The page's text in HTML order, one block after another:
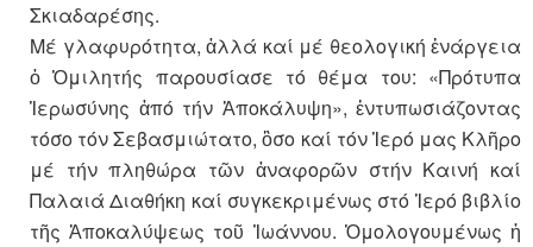
Σκιαδαρέσης.
Μέ γλαφυρότητα, ἀλλά καί μέ θεολογική ἐνάργεια
ὀ Ὁμιλητής παρουσίασε τό θέμα του: «Πρότυπα
Ἱερωσύνης ἀπό τήν Ἀποκάλυψη», ἐντυπωσιάζοντας
τόσο τόν Σεβασμιώτατο, ὃσο καί τόν Ἱερό μας Κλῆρο
μέ τήν πληθώρα τῶν ἀναφορῶν στήν Καινή καί
Παλαιά Διαθήκη καί συγκεκριμένως στό Ἱερό βιβλίο
τῆς Ἀποκαλύψεως τοῦ Ἰωάννου. Ὁμολογουμένως ἡ